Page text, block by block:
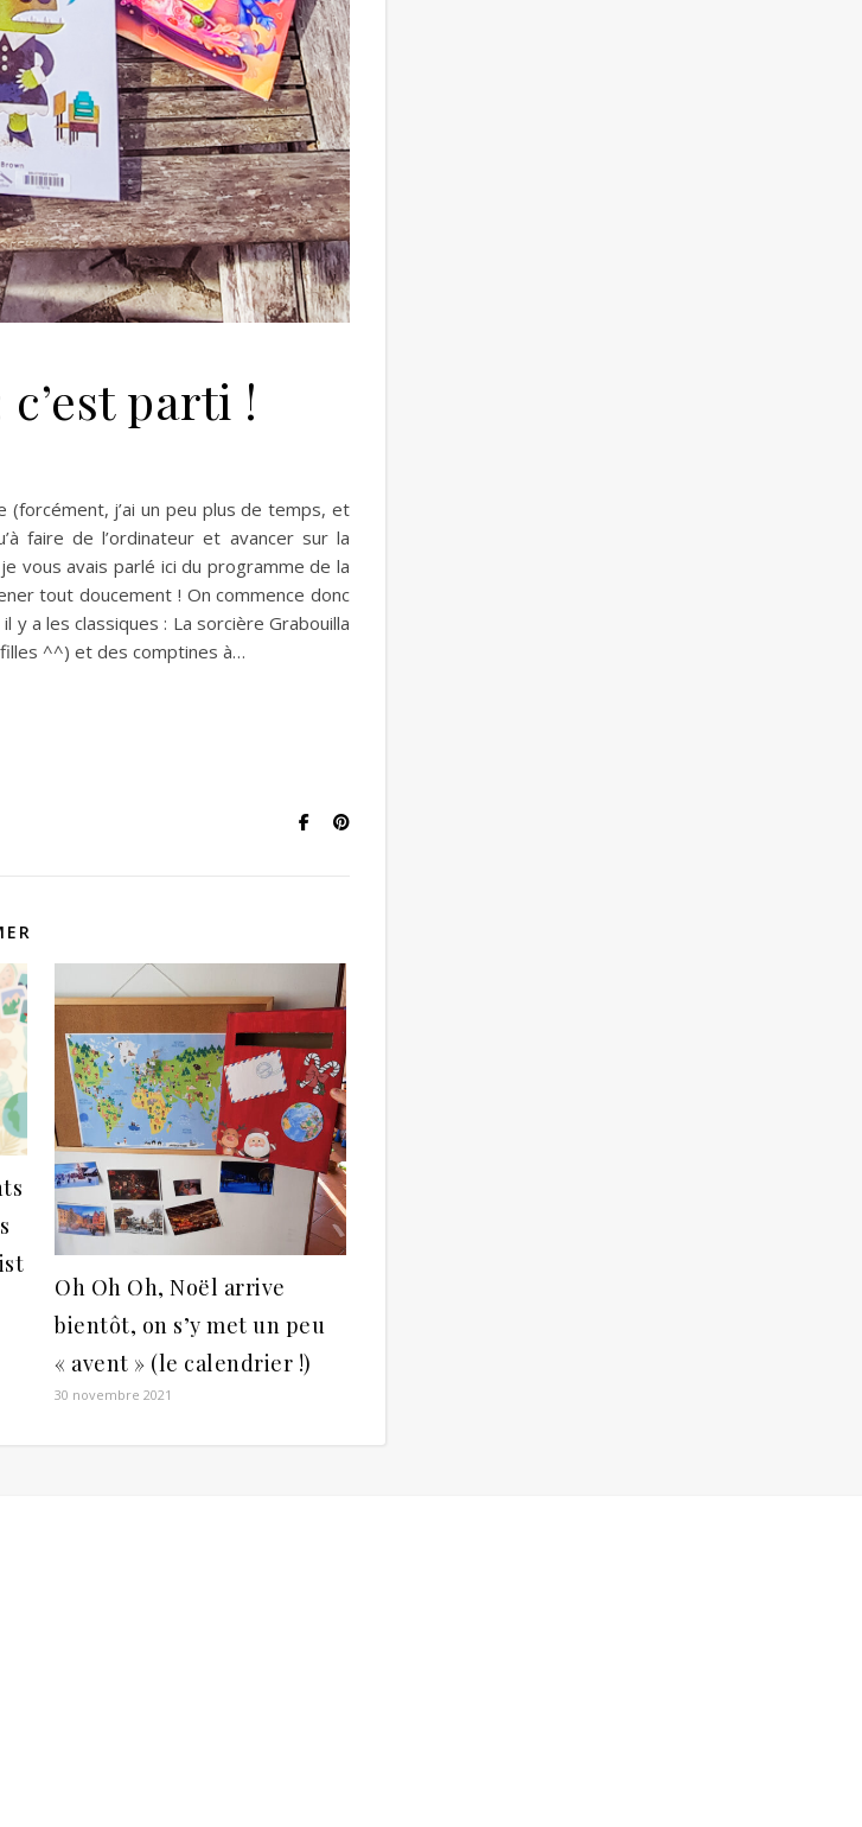
parti !
(forcément, j’ai un peu plus de temps, et
faire de l’ordinateur et avancer sur la
vous avais parlé ici du programme de la
tout doucement ! On commence donc
y a les classiques : La sorcière Grabouilla
filles ^^) et des comptines à…
Oh Oh Oh, Noël arrive
bientôt, on s’y met un peu
« avent » (le calendrier !)
30 novembre 2021